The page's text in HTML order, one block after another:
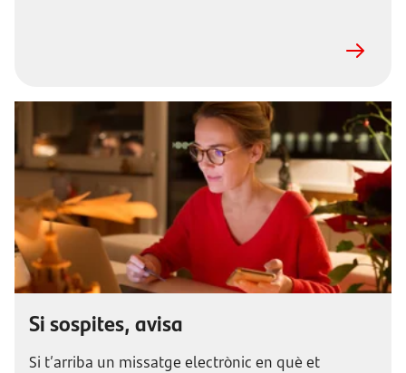
Si sospites, avisa
Si t’arriba un missatge electrònic en què et